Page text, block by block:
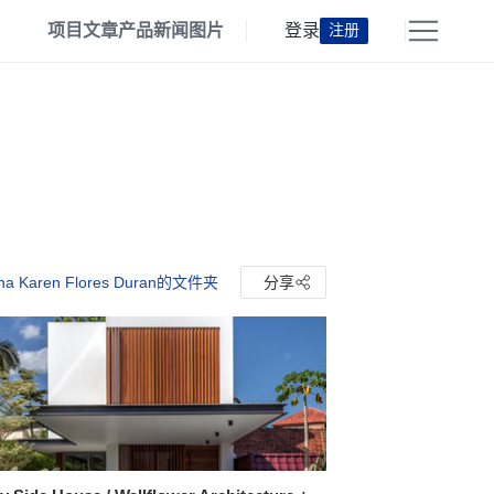
项目文章产品新闻 图片 登录 注册
Karen Flores Duran的文件夹 分享